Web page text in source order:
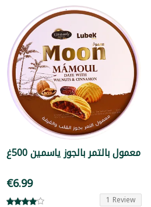
معمول بالتمر بالجوز ياسمين 500غ
€6.99
1 Review